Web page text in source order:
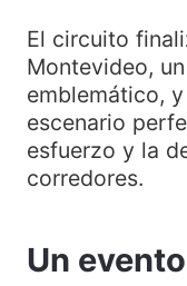
El circuito
Montevideo,
emblemático,
escenario
esfuerzo y la
corredores.
Un